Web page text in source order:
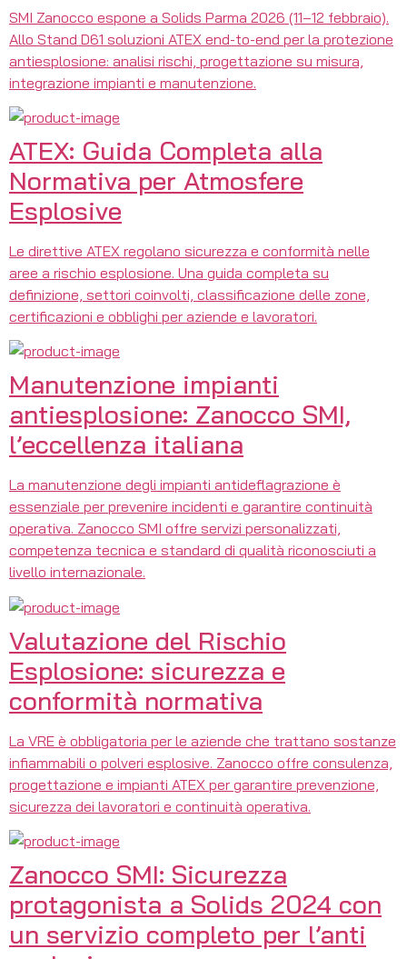
SMI Zanocco espone a Solids Parma 2026 (11–12 febbraio).
Allo Stand D61 soluzioni ATEX end-to-end per la protezione
antiesplosione: analisi rischi, progettazione su misura,
integrazione impianti e manutenzione.
ATEX: Guida Completa alla
Normativa per Atmosfere
Esplosive
Le direttive ATEX regolano sicurezza e conformità nelle
aree a rischio esplosione. Una guida completa su
definizione, settori coinvolti, classificazione delle zone,
certificazioni e obblighi per aziende e lavoratori.
Manutenzione impianti
antiesplosione: Zanocco SMI,
l’eccellenza italiana
La manutenzione degli impianti antideflagrazione è
essenziale per prevenire incidenti e garantire continuità
operativa. Zanocco SMI offre servizi personalizzati,
competenza tecnica e standard di qualità riconosciuti a
livello internazionale.
Valutazione del Rischio
Esplosione: sicurezza e
conformità normativa
La VRE è obbligatoria per le aziende che trattano sostanze
infiammabili o polveri esplosive. Zanocco offre consulenza,
progettazione e impianti ATEX per garantire prevenzione,
sicurezza dei lavoratori e continuità operativa.
Zanocco SMI: Sicurezza
protagonista a Solids 2024 con
un servizio completo per l’anti